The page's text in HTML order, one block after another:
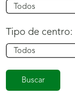
Tipo de centro: